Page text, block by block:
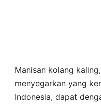
Manisan kolang
menyegarkan yang
Indonesia, dapat